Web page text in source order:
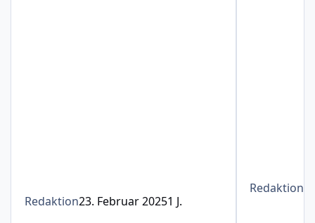
Redaktion23. Februar 20251 J.
Redaktion